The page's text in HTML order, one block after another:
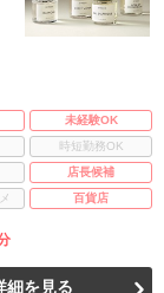
未経験OK
時短勤務OK
店長候補
百貨店
細を見る